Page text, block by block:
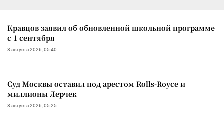
Кравцов заявил об обновленной школьной программе
с 1 сентября
8 августа 2026, 05:40
Суд Москвы оставил под арестом Rolls-Royce и
миллионы Лерчек
8 августа 2026, 05:25